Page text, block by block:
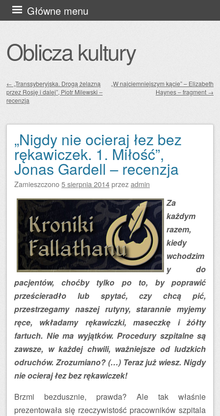
Oblicza kultury
Główne menu
Przejdź
do
Zobacz wpisy
← „Transsyberyjska. Drogą żelazną
przez Rosję i dalej”, Piotr Milewski –
recenzja
„W najciemniejszym kącie” – Elizabeth
Haynes – fragment →
„Nigdy nie ocieraj łez bez
rękawiczek. 1. Miłość”,
Jonas Gardell – recenzja
Zamieszczono5 sierpnia 2014przezadmin
Za
każdym
razem,
kiedy
wchodzim
y do
pacjentów, choćby tylko po to, by poprawić
prześcieradło lub spytać, czy chcą pić,
przestrzegamy naszej rutyny, starannie myjemy
ręce, wkładamy rękawiczki, maseczkę i żółty
fartuch. Nie ma wyjątków. Procedury szpitalne są
zawsze, w każdej chwili, ważniejsze od ludzkich
odruchów. Zrozumiano? (…) Teraz już wiesz. Nigdy
nie ocieraj łez bez rękawiczek!
Brzmi bezdusznie, prawda? Ale tak właśnie
prezentowała się rzeczywistość pracowników szpitala